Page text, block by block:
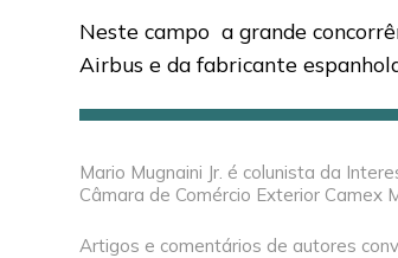
Neste campo a grande
Airbus e da fabricante
Mario Mugnaini Jr. é colunista da
Câmara de Comércio Exterior
Artigos e comentários de autores